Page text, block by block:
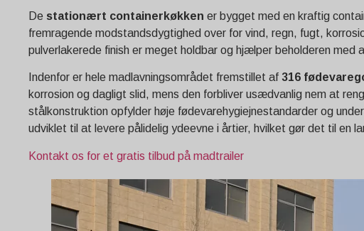
De stationært containerkøkken er bygget med en kraftig
fremragende modstandsdygtighed over for vind, regn, fugt,
pulverlakerede finish er meget holdbar og hjælper beholderen
Indenfor er hele madlavningsområdet fremstillet af 316
korrosion og dagligt slid, mens den forbliver usædvanlig nem at
stålkonstruktion opfylder høje fødevarehygiejnestandarder og
udviklet til at levere pålidelig ydeevne i årtier, hvilket gør det til en
Kontakt os for et gratis tilbud på madtrailer